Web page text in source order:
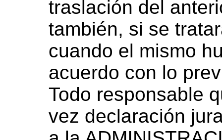
traslación del
también, si se
cuando el mismo
acuerdo con lo
Todo responsable
vez declaración